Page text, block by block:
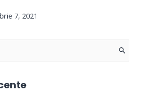
7, 2021